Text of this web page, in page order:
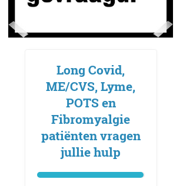
Long Covid,
ME/CVS, Lyme,
POTS en
Fibromyalgie
patiënten vragen
jullie hulp